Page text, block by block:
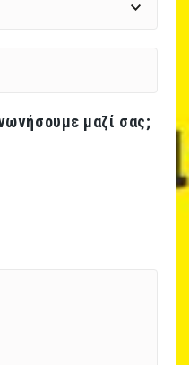
μαζί σας;